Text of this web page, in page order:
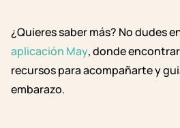
¿Quieres saber más? No dudes
aplicación May, donde
recursos para acompañarte y
embarazo.